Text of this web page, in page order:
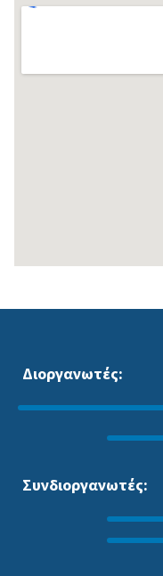
Διοργανωτές:
Συνδιοργανωτές: